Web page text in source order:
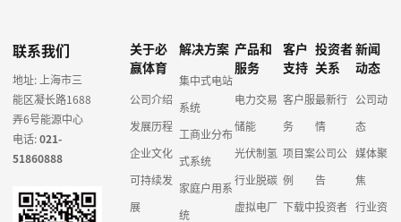
联系我们
地址: 上海市三
能区凝长路1688
弄6号能源中心
电话:021-
51860888
关于必
赢体育
公司介绍
发展历程
企业文化
可持续发
展
解决方案
集中式电站
系统
工商业分布
式系统
家庭户用系
统
产品和
服务
电力交易
储能
光伏制氢
行业脱碳
虚拟电厂
客户
支持
客户服
务
项目案
例
下载中
投资者
关系
最新行
情
公司公
告
投资者
新闻
动态
公司动
态
媒体聚
焦
行业资